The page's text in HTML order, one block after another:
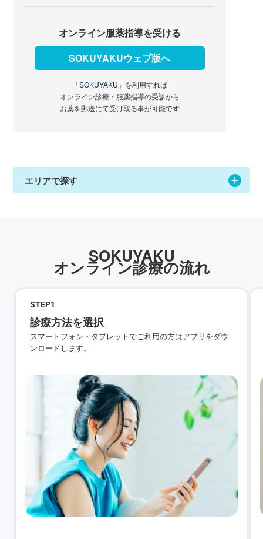
オンライン服薬指導を受ける
SOKUYAKUウェブ版へ
「SOKUYAKU」 を利用すれば
オンライン診療・服薬指導の受診から
お薬を郵送にて受け取る事が可能です
エリアで探す
SOKUYAKU
オンライン診療の流れ
STEP1
診療方法を選択
スマートフォン・タブレットでご利用の方はアプリをダウ
ンロードします。